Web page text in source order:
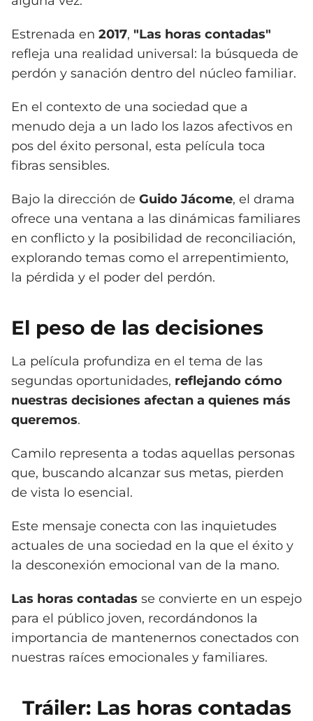
Estrenada en 2017, "Las horas contadas"
refleja una realidad universal: la búsqueda de
perdón y sanación dentro del núcleo familiar.
En el contexto de una sociedad que a
menudo deja a un lado los lazos afectivos en
pos del éxito personal, esta película toca
fibras sensibles.
Bajo la dirección de Guido Jácome, el drama
ofrece una ventana a las dinámicas familiares
en conflicto y la posibilidad de reconciliación,
explorando temas como el arrepentimiento,
la pérdida y el poder del perdón.
El peso de las decisiones
La película profundiza en el tema de las
segundas oportunidades, reflejando cómo
nuestras decisiones afectan a quienes más
queremos.
Camilo representa a todas aquellas personas
que, buscando alcanzar sus metas, pierden
de vista lo esencial.
Este mensaje conecta con las inquietudes
actuales de una sociedad en la que el éxito y
la desconexión emocional van de la mano.
Las horas contadas se convierte en un espejo
para el público joven, recordándonos la
importancia de mantenernos conectados con
nuestras raíces emocionales y familiares.
Tráiler: Las horas contadas